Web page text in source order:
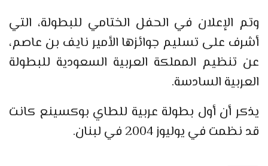
وتم الإعلان في الحفل الختامي للبطولة، التي
أشرف على تسليم جوائزها الأمير نايف بن عاصم،
عن تنظيم المملكة العربية السعودية للبطولة
العربية السادسة.
يذكر أن أول بطولة عربية للطاي بوكسينع كانت
قد نظمت في يوليوز 2004 في لبنان.